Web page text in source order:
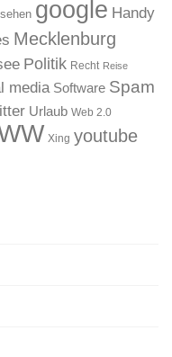
google Handy
Mecklenburg
Politik Recht Reise
media Software Spam
Urlaub Web 2.0
Xing youtube